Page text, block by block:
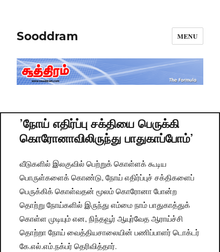
Sooddram MENU
’நோய் எதிர்ப்பு சக்தியை பெருக்கி
கொரோனாவிலிருந்து பாதுகாப்போம்’
வீடுகளில் இலகுவில் பெற்றுக் கொள்ளக் கூடிய
பொருள்களைக் கொண்டு, நோய் எதிர்ப்புச் சக்திகளைப்
பெருக்கிக் கொள்வதன் மூலம் கொரோனா போன்ற
தொற்று நோய்களில் இருந்து எம்மை நாம் பாதுகாத்துக்
கொள்ள முடியும் என, நிந்தவூர் ஆயுர்வேத ஆராய்ச்சி
தொற்றா நோய் வைத்தியசாலையின் பணிப்பாளர் டொக்டர்
கே.எல்.எம்.நக்பர் தெரிவித்தார்.